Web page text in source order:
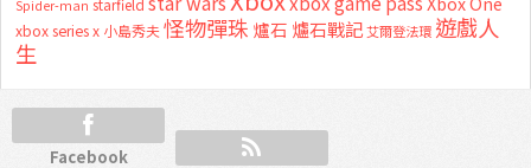
Spider-man
xbox series x 小島秀夫怪物彈珠 爐石 爐石戰記艾爾登法環 遊戲人
生
Facebook